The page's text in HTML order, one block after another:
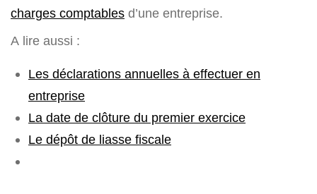
charges comptables d’une entreprise.
A lire aussi :
Les déclarations annuelles à effectuer en
entreprise
La date de clôture du premier exercice
Le dépôt de liasse fiscale